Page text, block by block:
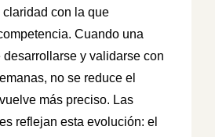
con la que
Cuando una
y validarse con
no se reduce el
más preciso. Las
reflejan esta evolución: el